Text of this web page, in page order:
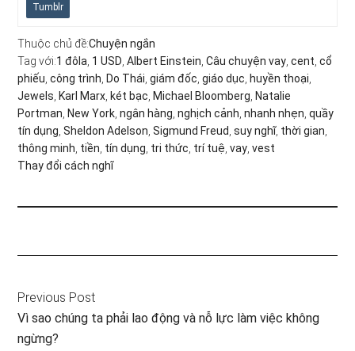
Tumblr
Thuộc chủ đề:Chuyện ngắn
Tag với:1 đôla 1 USD ,Albert Einstein ,Câu chuyện vay ,cent ,cổ
phiếu ,công trình Do Thái ,giám đốc ,giáo dục huyền thoại
Jewels Karl Marx két bạc Michael Bloomberg Natalie
Portman New York ,ngân hàng ,nghịch cảnh ,nhanh nhẹn ,quầy
tín dụng ,Sheldon Adelson ,Sigmund Freud ,suy nghĩ, thời gian
thông minh tiền tín dụng tri thức trí tuệ ,vay ,vest
Thay đổi cách nghĩ
Previous Post
Vì sao chúng ta phải lao động và nỗ lực làm việc không
ngừng?